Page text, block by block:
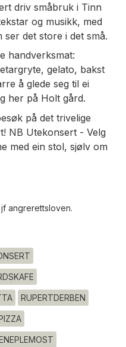
driv småbruk i Tinn
og musikk, med
det store i det små.
handverksmat:
gelato, bakst
å glede seg til ei
her på Holt gård.
på det trivelige
NB Utekonsert - Velg
med ein stol, sjølv om
angrerettsloven.
RUPERTDERBEN